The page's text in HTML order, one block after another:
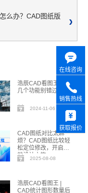
么办？CAD图纸版
浩辰CAD看图王 | 这
几个功能别错过！
2024-11-06
CAD图纸对比太麻
烦？CAD图纸比较轻
松定位修改，开启高
效设计之旅
2025-08-08
浩辰CAD看图王 |
CAD统计图形数量后
在线咨询
销售热线
获取报价